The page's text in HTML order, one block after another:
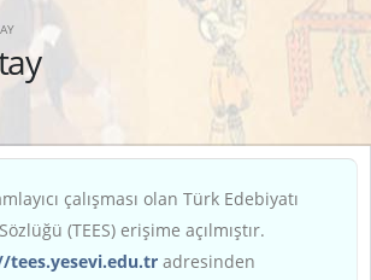
çalışması olan Türk Edebiyatı
(TEES) erişime açılmıştır.
tees.yesevi.edu.tr adresinden